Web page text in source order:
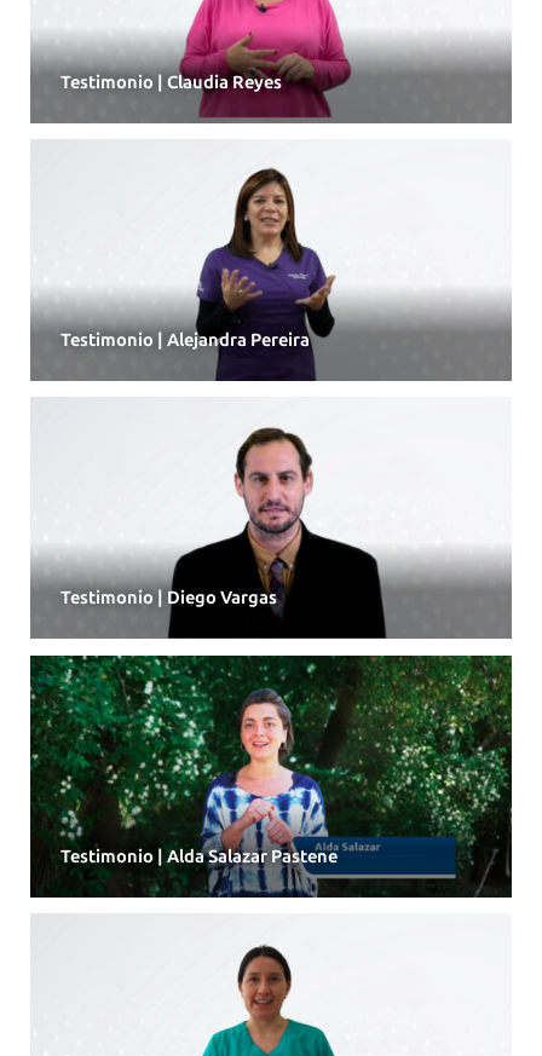
Testimonio | Claudia Reyes
Testimonio | Alejandra Pereira
Testimonio | Diego Vargas
Testimonio | Alda Salazar Pastene